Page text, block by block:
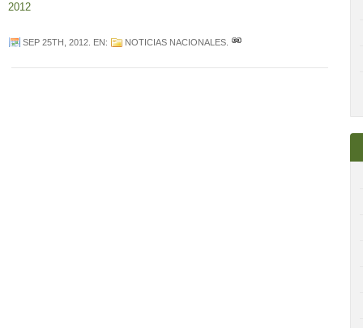
2012
SEP 25TH, 2012 . EN: NOTICIAS NACIONALES